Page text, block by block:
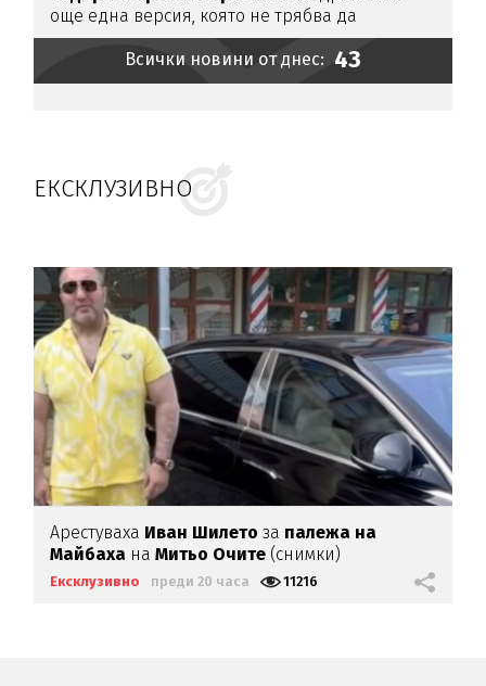
още една версия, която не трябва да
изключваме
Всички новини от днес: 43
ЕКСКЛУЗИВНО
Арестуваха Иван Шилетоза палежа на
Майбаха наМитьо Очите (снимки)
Ексклузивно преди 20 часа 11216